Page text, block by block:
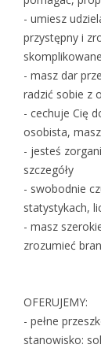
- umiesz
przystępny i
- masz dar
radzić sobie z
- cechuje Cię
osobista,
- jesteś
szczegóły
- swobodnie
statystykach,
- masz
zrozumieć
OFERUJEMY:
- pełne
stanowisko: